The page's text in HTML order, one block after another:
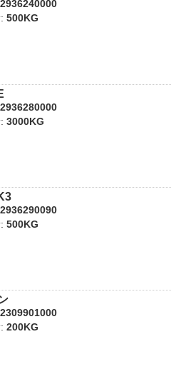
2936240000
:500KG
2936280000
:3000KG
2936290090
:500KG
2309901000
:200KG